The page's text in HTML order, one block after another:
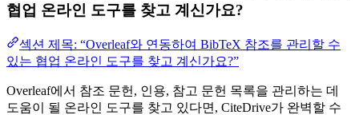
협업 온라인 도구를 찾고 계신가요?
섹션 제목: “Overleaf와 연동하여 BibTeX 참조를 관리할 수
있는 협업 온라인 도구를 찾고 계신가요?”
Overleaf에서 참조 문헌, 인용, 참고 문헌 목록을 관리하는 데
도움이 될 온라인 도구를 찾고 있다면, CiteDrive가 완벽할 수